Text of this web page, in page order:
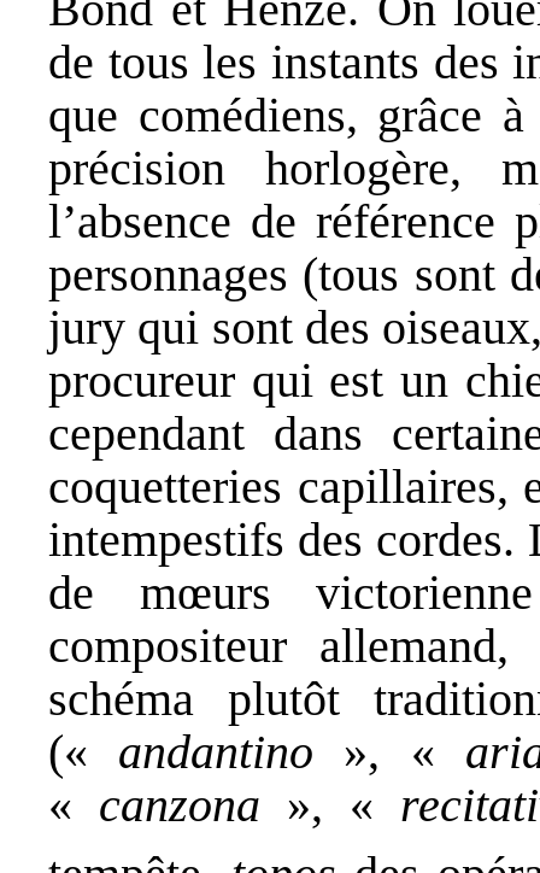
de tous les instants des
que comédiens, grâce
précision horlogère,
l’absence de référence
personnages (tous sont
jury qui sont des
procureur qui est un
cependant dans
coquetteries
intempestifs des
de mœurs
compositeur
schéma plutôt
(« andantino », «
« canzona », «